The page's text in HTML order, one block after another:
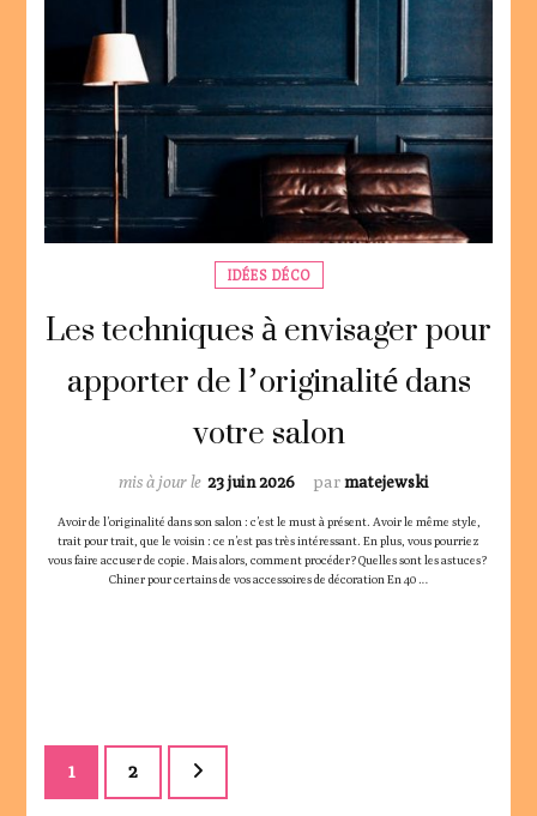
IDÉES DÉCO
Les techniques à envisager pour
apporter de l’originalité dans
votre salon
parmatejewski
mis à jour le 23 juin 2026
Avoir de l’originalité dans son salon : c’est le must à présent. Avoir le même style,
trait pour trait, que le voisin : ce n’est pas très intéressant. En plus, vous pourriez
vous faire accuser de copie. Mais alors, comment procéder ? Quelles sont les astuces ?
Chiner pour certains de vos accessoires de décoration En 40 …
Pagination
desPage
1 Page
2